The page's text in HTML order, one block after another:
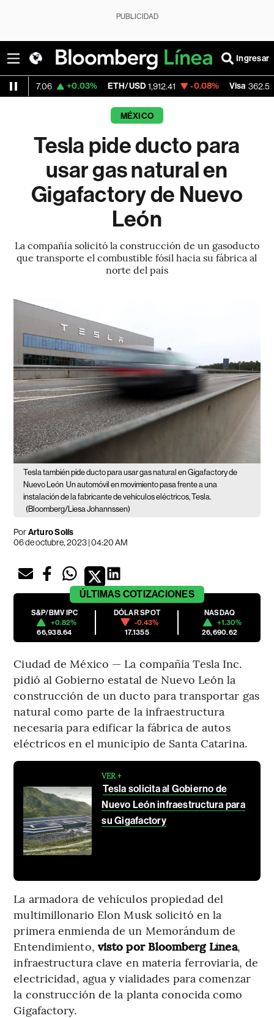
PUBLICIDAD
Ingresar
+0.03% ETH/USD 1,912.41 -0.08% Visa 362.50 -2.15%
MÉXICO
Tesla pide ducto para
usar gas natural en
Gigafactory de Nuevo
León
La compañía solicitó la construcción de un gasoducto
que transporte el combustible fósil hacia su fábrica al
norte del país
Tesla también pide ducto para usar gas natural en Gigafactory de
Nuevo León Un automóvil en movimiento pasa frente a una
instalación de la fabricante de vehículos eléctricos, Tesla.
(Bloomberg/Liesa Johannssen)
PorArturo Solís
06 de octubre, 2023 | 04:20 AM
ÚLTIMAS COTIZACIONES
S&P/BMV IPC
+0.82%
66,938.64
DÓLAR SPOT
-0.43%
17.1355
NASDAQ
+1.30%
26,690.62
Ciudad de México — La compañía Tesla Inc.
pidió al Gobierno estatal de Nuevo León la
construcción de un ducto para transportar gas
natural como parte de la infraestructura
necesaria para edificar la fábrica de autos
eléctricos en el municipio de Santa Catarina.
VER +
Tesla solicita al Gobierno de
Nuevo León infraestructura para
su Gigafactory
La armadora de vehículos propiedad del
multimillonario Elon Musk solicitó en la
primera enmienda de un Memorándum de
Entendimiento, visto por Bloomberg Línea,
infraestructura clave en materia ferroviaria, de
electricidad, agua y vialidades para comenzar
la construcción de la planta conocida como
Gigafactory.